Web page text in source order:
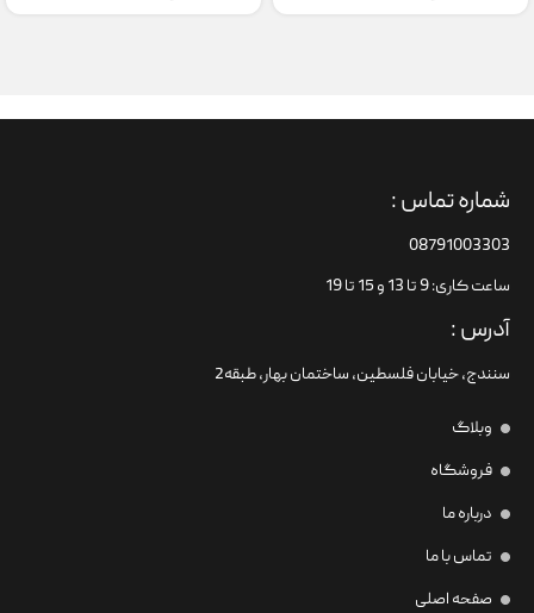
شماره تماس :
08791003303
ساعت کاری: 9 تا 13 و 15 تا 19
آدرس :
سنندج، خیابان فلسطین،‌ ساختمان بهار، طبقه2
وبلاگ
فروشگاه
درباره ما
تماس با ما
صفحه اصلی